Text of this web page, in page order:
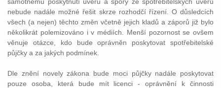
nebude nadále možné řešit skrze rozhodčí řízení. O důsledcích
všech (a nejen) těchto změn včetně jejich kladů a záporů již bylo
několikrát polemizováno i v médiích. Menší pozornost se ovšem
věnuje otázce, kdo bude oprávněn poskytovat spotřebitelské
půjčky a za jakých podmínek.
Dle znění novely zákona bude moci půjčky nadále poskytovat
pouze osoba, která bude mít licenci - oprávnění k činnosti